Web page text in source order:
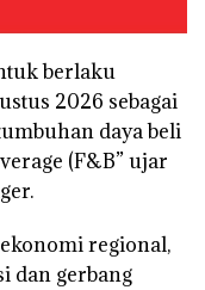
berlaku
2026 sebagai
daya beli
(F&B” ujar
regional,
dan gerbang